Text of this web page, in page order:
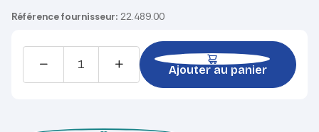
Référence fournisseur: 22.489.00
Ajouter au panier